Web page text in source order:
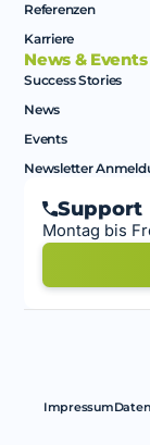
Referenzen
Karriere
News & Events
Success Stories
News
Events
Newsletter
Support
Montag bis
Impressum